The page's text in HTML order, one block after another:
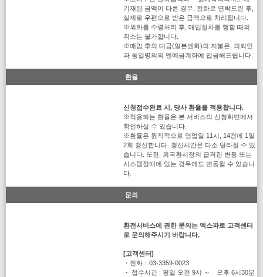
기재된 금액이 다른 경우, 전화로 연락드린 후,
실제로 우편으로 받은 금액으로 처리됩니다.
※외화를 수령처리 후, 매입절차를 행할 때의
취소는 불가합니다.
※매입 후의 대금(일본엔화)의 지불은, 의뢰인
과 동일명의의 엔예금계좌에 입금해드립니다.
환율
신청접수완료 시, 당사 환율을 적용합니다.
※적용되는 환율은 본 서비스의 신청화면에서
확인하실 수 있습니다.
※환율은 원칙적으로 영업일 11시, 14경에 1일
2회 갱신합니다. 갱신시간은 다소 달라질 수 있
습니다. 또한, 외국환시장의 급격한 변동 또는
시스템장애에 있는 경우에도 변동될 수 있습니
다.
문의
환전서비스에 관한 문의는 엑스파로 고객센터
로 문의해주시기 바랍니다.
[고객센터]
・전화：03-3359-0023
・ 접수시간 : 평일 오전 9시 ～ 오후 6시30분